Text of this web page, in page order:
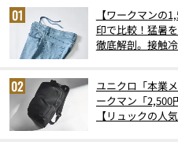
【ワークマンの
印で比較！猛暑
徹底解剖。接触
ユニクロ「本業
ークマン「
【リュックの人